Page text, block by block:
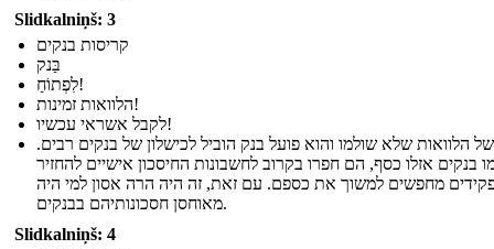
Slidkalniņš: 3
קריסות בנקים
בַּנק
לִפְתוֹחַ!
הלוואות זמינות!
לקבל אשראי עכשיו!
הלוואות שלא שולמו והוא פועל בנק הוביל לכישלון של בנקים רבים.
בנקים אזלו כסף, הם חפרו בקרוב לחשבונות החיסכון אישיים להחזיר
מחפשים למשוך את כספם. עם זאת, זה היה הרה אסון למי היה
מאוחסן חסכונותיהם בבנקים.
Slidkalniņš: 4